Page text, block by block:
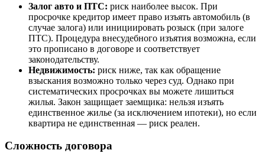
Залог авто и ПТС: риск наиболее высок. При
просрочке кредитор имеет право изъять автомобиль (в
случае залога) или инициировать розыск (при залоге
ПТС). Процедура внесудебного изъятия возможна, если
это прописано в договоре и соответствует
законодательству.
Недвижимость: риск ниже, так как обращение
взыскания возможно только через суд. Однако при
систематических просрочках вы можете лишиться
жилья. Закон защищает заемщика: нельзя изъять
единственное жилье (за исключением ипотеки), но если
квартира не единственная — риск реален.
Сложность договора